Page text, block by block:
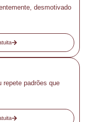
desmotivado
padrões que